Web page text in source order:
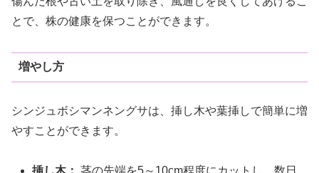
とで、株の健康を保つことができます。
増やし方
シンジュボシマンネングサは、挿し木や葉挿しで簡単に増
やすことができます。